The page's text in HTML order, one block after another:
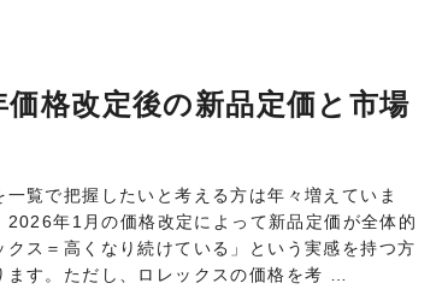
格改定後の新品定価と市場
一覧で把握したいと考える方は年々増えていま
2026年1月の価格改定によって新品定価が全体的
クス＝高くなり続けている」という実感を持つ方
ます。ただし、ロレックスの価格を考 …